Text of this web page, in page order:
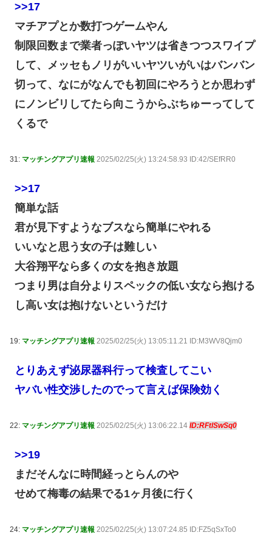
>>17
マチアプとか数打つゲームやん
制限回数まで業者っぽいヤツは省きつつスワイプ
して、メッセもノリがいいヤツいがいはバンバン
切って、なにがなんでも初回にやろうとか思わず
にノンビリしてたら向こうからぶちゅーってして
くるで
31: マッチングアプリ速報 2025/02/25(火) 13:24:58.93 ID:42/SEfRR0
>>17
簡単な話
君が見下すようなブスなら簡単にやれる
いいなと思う女の子は難しい
大谷翔平なら多くの女を抱き放題
つまり男は自分よりスペックの低い女なら抱ける
し高い女は抱けないというだけ
19: マッチングアプリ速報 2025/02/25(火) 13:05:11.21 ID:M3WV8Qjm0
とりあえず泌尿器科行って検査してこい
ヤバい性交渉したのでって言えば保険効く
22: マッチングアプリ速報 2025/02/25(火) 13:06:22.14 ID:RFtlSwSq0
>>19
まだそんなに時間経っとらんのや
せめて梅毒の結果でる1ヶ月後に行く
24: マッチングアプリ速報 2025/02/25(火) 13:07:24.85 ID:FZ5qSxTo0